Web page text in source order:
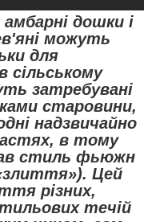
дошки і
можуть
для
сільському
затребувані
старовини,
надзвичайно
в тому
стиль фьюжн
Цей
різних,
течій